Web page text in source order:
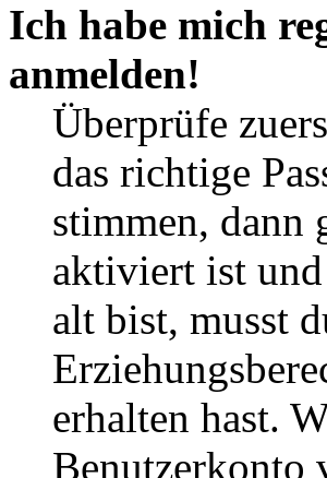
Ich habe mich
anmelden!
Überprüfe
das richtige
stimmen,
aktiviert ist und
alt bist, musst
erhalten hast.
Benutzerkonto